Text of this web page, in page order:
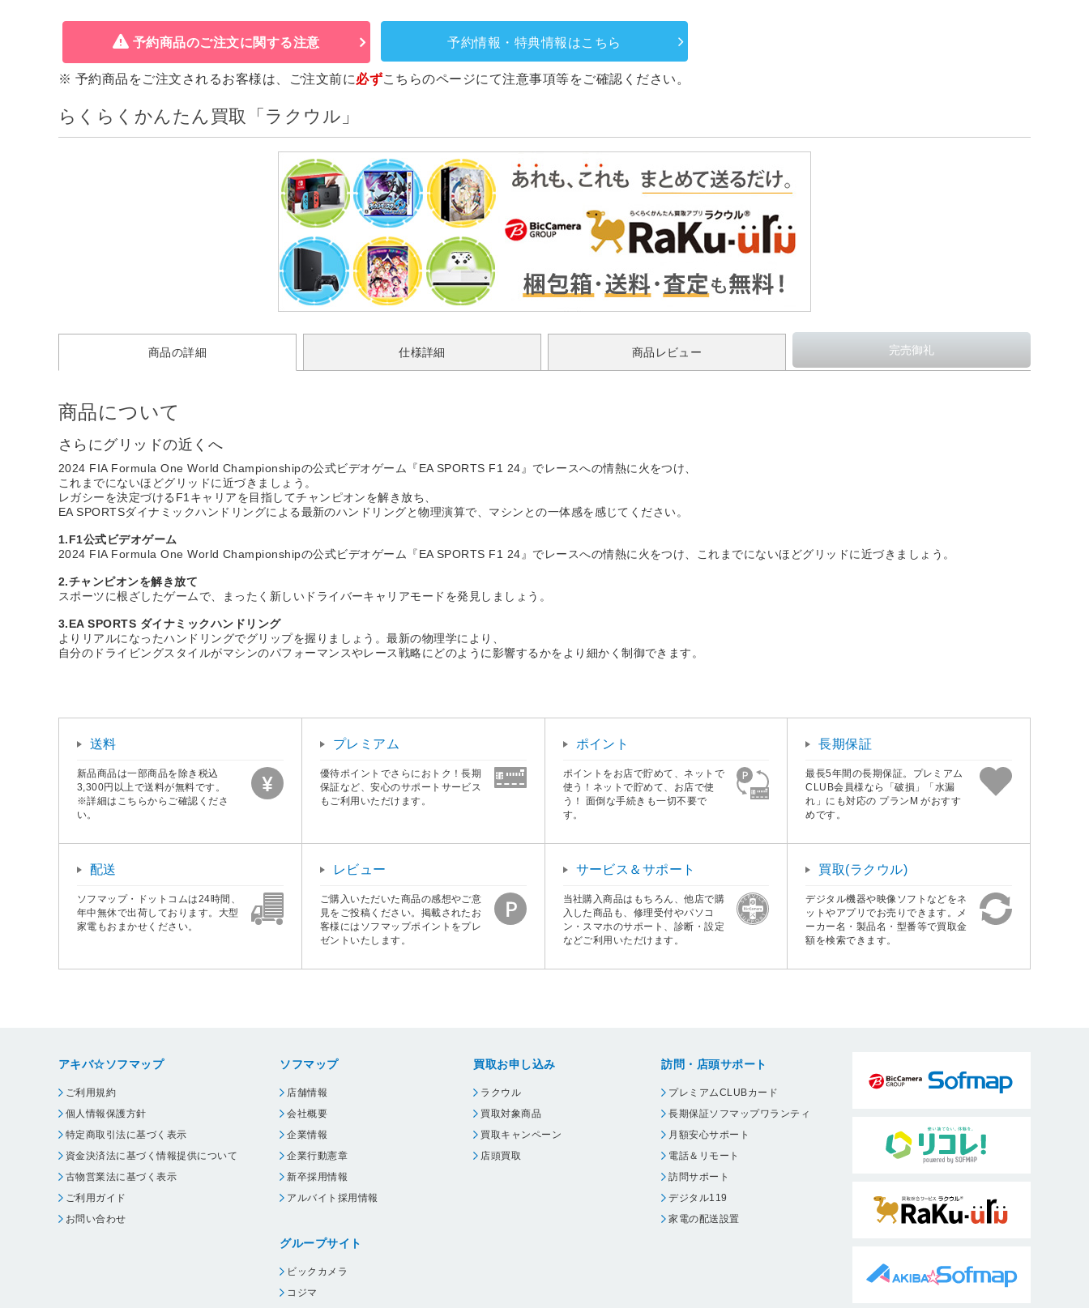
予約商品のご注文に関する注意 予約情報・特典情報はこちら
※ 予約商品をご注文されるお客様は、ご注文前に必ずこちらのページにて注意事項等をご確認ください。
らくらくかんたん買取「ラクウル」
商品の詳細 仕様詳細 商品レビュー
商品について
さらにグリッドの近くへ
2024 FIA Formula One World Championshipの公式ビデオゲーム『EA SPORTS F1 24』でレースへの情熱に火をつけ、
これまでにないほどグリッドに近づきましょう。
レガシーを決定づけるF1キャリアを目指してチャンピオンを解き放ち、
EA SPORTSダイナミックハンドリングによる最新のハンドリングと物理演算で、マシンとの一体感を感じてください。
1.F1公式ビデオゲーム
2024 FIA Formula One World Championshipの公式ビデオゲーム『EA SPORTS F1 24』でレースへの情熱に火をつけ、これまでにないほどグリッドに近づきましょう。
2.チャンピオンを解き放て
スポーツに根ざしたゲームで、まったく新しいドライバーキャリアモードを発見しましょう。
3.EA SPORTS ダイナミックハンドリング
よりリアルになったハンドリングでグリップを握りましょう。最新の物理学により、
自分のドライビングスタイルがマシンのパフォーマンスやレース戦略にどのように影響するかをより細かく制御できます。
送料
新品商品は一部商品を除き税込
3,300円以上で送料が無料です。
※詳細はこちらからご確認くださ
い。
プレミアム
優待ポイントでさらにおトク！長期
保証など、安心のサポートサービス
もご利用いただけます。
ポイント
ポイントをお店で貯めて、ネットで
使う！ネットで貯めて、お店で使
う！ 面倒な手続きも一切不要で
す。
長期保証
最長5年間の長期保証。プレミアム
CLUB会員様なら「破損」「水漏
れ」にも対応の プランM がおすす
めです。
配送
ソフマップ・ドットコムは24時間、
年中無休で出荷しております。大型
家電もおまかせください。
レビュー
ご購入いただいた商品の感想やご意
見をご投稿ください。掲載されたお
客様にはソフマップポイントをプレ
ゼントいたします。
サービス＆サポート
当社購入商品はもちろん、他店で購
入した商品も、修理受付やパソコ
ン・スマホのサポート、診断・設定
などご利用いただけます。
買取(ラクウル)
デジタル機器や映像ソフトなどをネ
ットやアプリでお売りできます。メ
ーカー名・製品名・型番等で買取金
額を検索できます。
アキバ☆ソフマップ
ご利用規約
個人情報保護方針
特定商取引法に基づく表示
資金決済法に基づく情報提供について
古物営業法に基づく表示
ご利用ガイド
お問い合わせ
ソフマップ
店舗情報
会社概要
企業情報
企業行動憲章
新卒採用情報
アルバイト採用情報
グループサイト
ビックカメラ
コジマ
買取お申し込み
ラクウル
買取対象商品
買取キャンペーン
店頭買取
訪問・店頭サポート
プレミアムCLUBカード
長期保証ソフマップワランティ
月額安心サポート
電話＆リモート
訪問サポート
デジタル119
家電の配送設置